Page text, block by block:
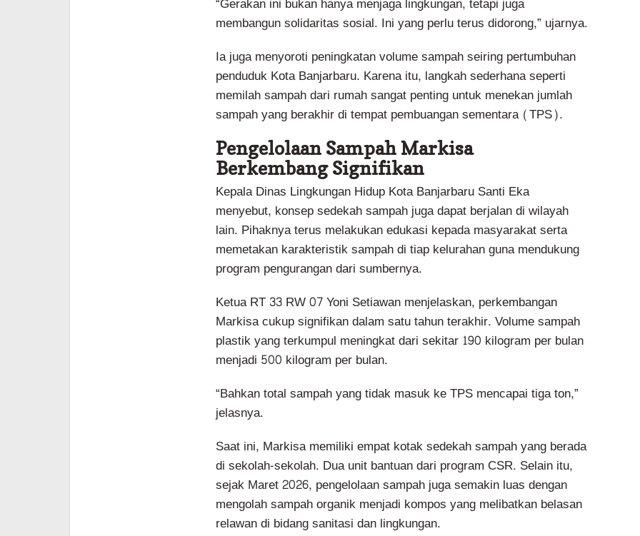
membangun solidaritas sosial. Ini yang perlu terus didorong,” ujarnya.
Ia juga menyoroti peningkatan volume sampah seiring pertumbuhan
penduduk Kota Banjarbaru. Karena itu, langkah sederhana seperti
memilah sampah dari rumah sangat penting untuk menekan jumlah
sampah yang berakhir di tempat pembuangan sementara (TPS).
Pengelolaan Sampah Markisa
Berkembang Signifikan
Kepala Dinas Lingkungan Hidup Kota Banjarbaru Santi Eka
menyebut, konsep sedekah sampah juga dapat berjalan di wilayah
lain. Pihaknya terus melakukan edukasi kepada masyarakat serta
memetakan karakteristik sampah di tiap kelurahan guna mendukung
program pengurangan dari sumbernya.
Ketua RT 33 RW 07 Yoni Setiawan menjelaskan, perkembangan
Markisa cukup signifikan dalam satu tahun terakhir. Volume sampah
plastik yang terkumpul meningkat dari sekitar 190 kilogram per bulan
menjadi 500 kilogram per bulan.
“Bahkan total sampah yang tidak masuk ke TPS mencapai tiga ton,”
jelasnya.
Saat ini, Markisa memiliki empat kotak sedekah sampah yang berada
di sekolah-sekolah. Dua unit bantuan dari program CSR. Selain itu,
sejak Maret 2026, pengelolaan sampah juga semakin luas dengan
mengolah sampah organik menjadi kompos yang melibatkan belasan
relawan di bidang sanitasi dan lingkungan.